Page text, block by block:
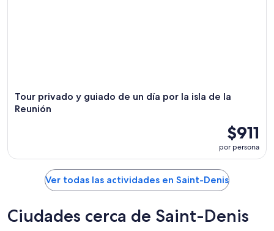
Tour privado y guiado de un día por la isla de la
Reunión
$911
por persona
Ver todas las actividades en Saint-Denis
Ciudades cerca de Saint-Denis